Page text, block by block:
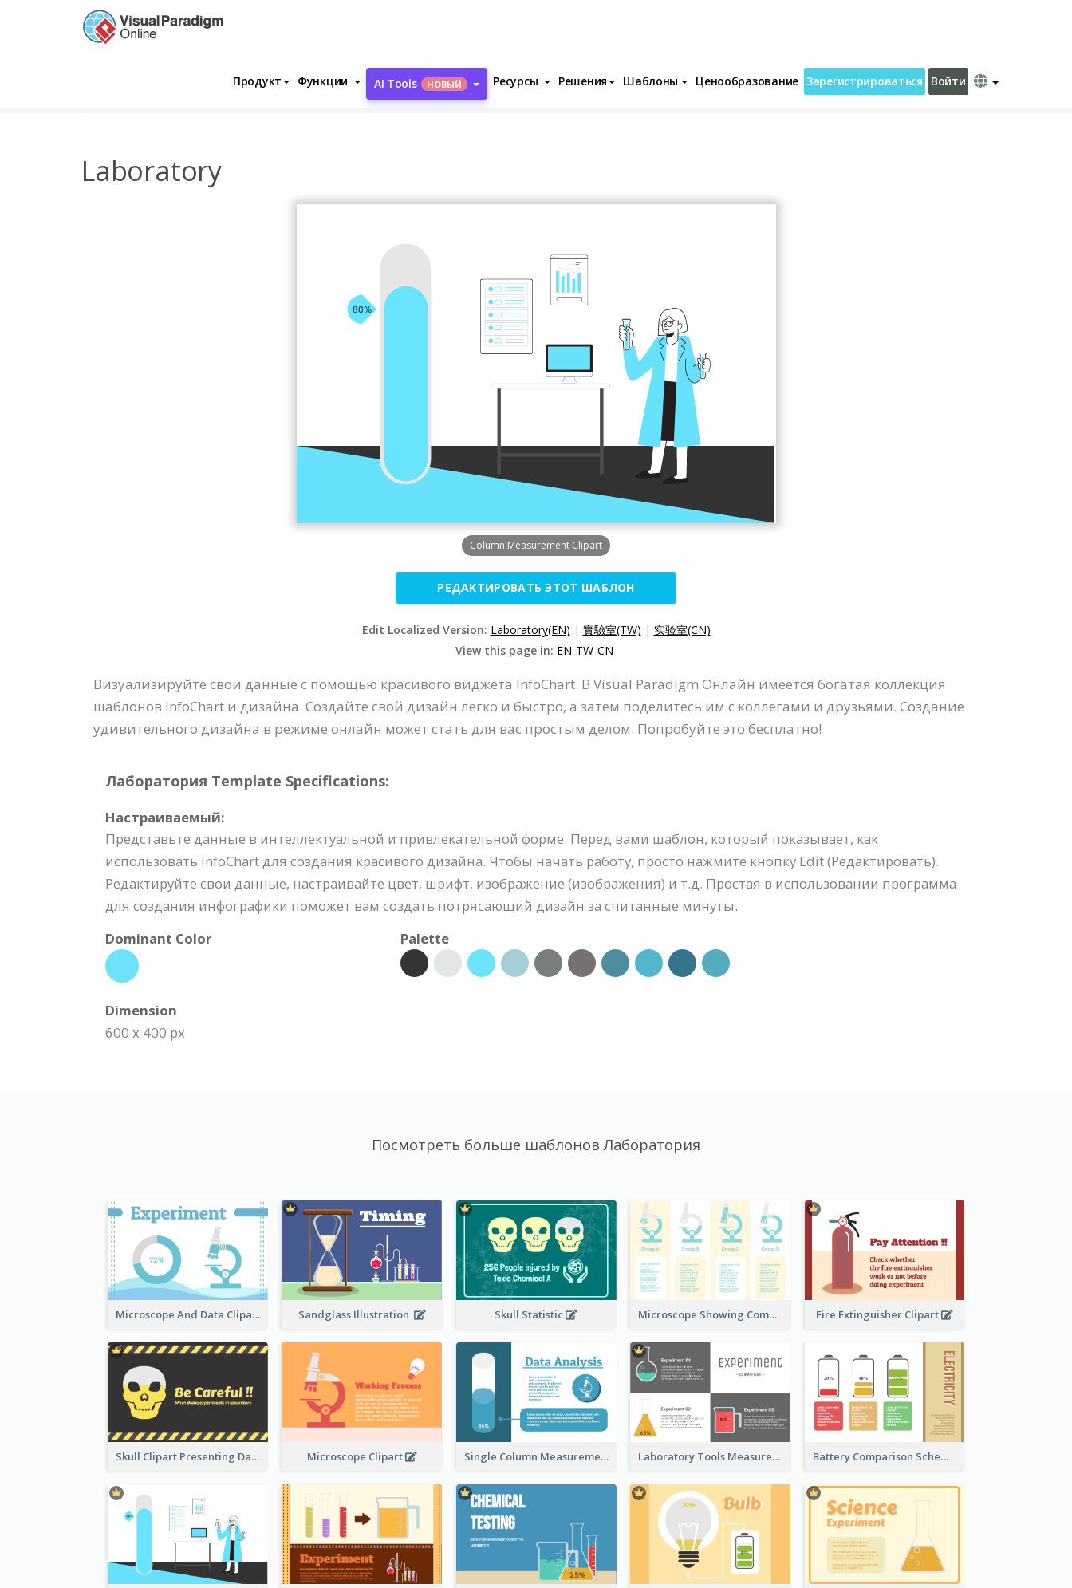
Продукт Функции AI Tools НОВЫЙ Ресурсы Решения Шаблоны Ценообразование Зарегистрироваться
Войти
Laboratory
Laboratory
Column Measurement Clipart
РЕДАКТИРОВАТЬ ЭТОТ ШАБЛОН
Edit Localized Version: Laboratory(EN) | 實驗室(TW) | 实验室(CN)
View this page in: EN TW CN
Визуализируйте свои данные с помощью красивого виджета InfoChart. В Visual Paradigm Онлайн имеется богатая коллекция
шаблонов InfoChart и дизайна. Создайте свой дизайн легко и быстро, а затем поделитесь им с коллегами и друзьями. Создание
удивительного дизайна в режиме онлайн может стать для вас простым делом. Попробуйте это бесплатно!
Лаборатория Template Specifications:
Настраиваемый:
Представьте данные в интеллектуальной и привлекательной форме. Перед вами шаблон, который показывает, как
использовать InfoChart для создания красивого дизайна. Чтобы начать работу, просто нажмите кнопку Edit (Редактировать).
Редактируйте свои данные, настраивайте цвет, шрифт, изображение (изображения) и т.д. Простая в использовании программа
для создания инфографики поможет вам создать потрясающий дизайн за считанные минуты.
Dominant Color
Palette
Dimension
600 x 400 px
Посмотреть больше шаблонов Лаборатория
Microscope And Data Clipart Sandglass Illustration Skull Statistic Microscope Showing Comparison Fire Extinguisher Clipart
Skull Clipart Presenting Dangerous Microscope Clipart Single Column Measurement Laboratory Tools Measurement And Comparison Battery Comparison Schematic Diagram